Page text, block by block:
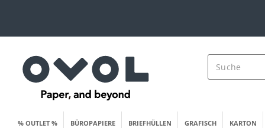
% OUTLET % BÜROPAPIERE BRIEFHÜLLEN GRAFISCH KARTON